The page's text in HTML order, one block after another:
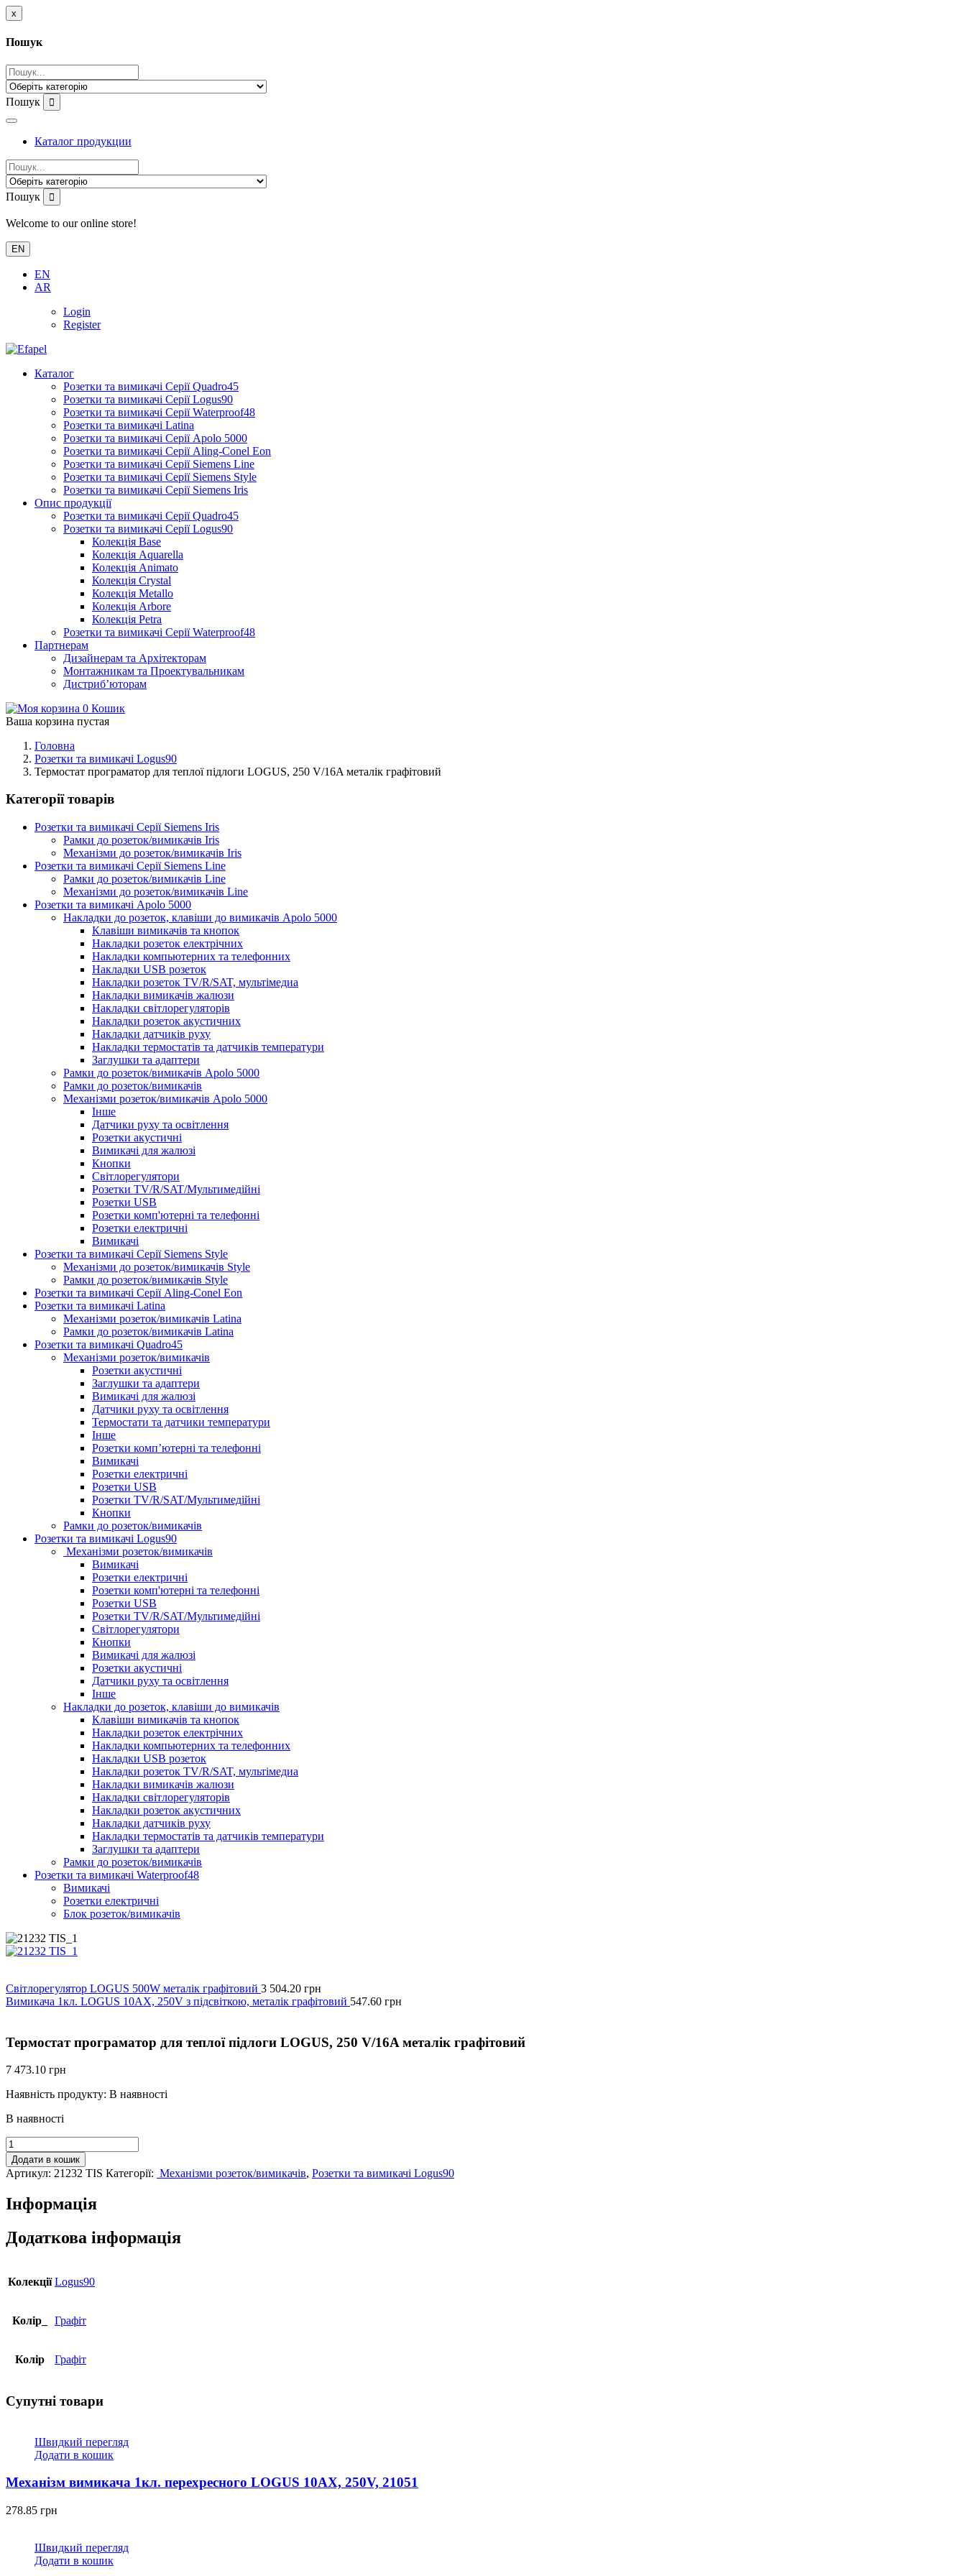
x
Пошук
Пошук
Каталог продукции
Пошук
Welcome to our online store!
EN
EN
AR
Login
Register
Каталог
Розетки та вимикачі Серії Quadro45
Розетки та вимикачі Серії Logus90
Розетки та вимикачі Серії Waterproof48
Розетки та вимикачі Latina
Розетки та вимикачі Серії Apolo 5000
Розетки та вимикачі Серії Aling-Conel Eon
Розетки та вимикачі Серії Siemens Line
Розетки та вимикачі Серії Siemens Style
Розетки та вимикачі Серії Siemens Iris
Опис продукції
Розетки та вимикачі Серії Quadro45
Розетки та вимикачі Серії Logus90
Колекція Base
Колекція Aquarella
Колекція Animato
Колекція Crystal
Колекція Metallo
Колекція Arbore
Колекція Petra
Розетки та вимикачі Серії Waterproof48
Партнерам
Дизайнерам та Архітекторам
Монтажникам та Проектувальникам
Дистриб’юторам
0 Кошик
Ваша корзина пустая
Головна
Розетки та вимикачі Logus90
Термостат програматор для теплої підлоги LOGUS, 250 V/16A металік графітовий
Категорії товарів
Розетки та вимикачі Серії Siemens Iris
Рамки до розеток/вимикачів Iris
Механізми до розеток/вимикачів Iris
Розетки та вимикачі Серії Siemens Line
Рамки до розеток/вимикачів Line
Механізми до розеток/вимикачів Line
Розетки та вимикачі Apolo 5000
Накладки до розеток, клавіши до вимикачів Apolo 5000
Клавіши вимикачів та кнопок
Накладки розеток електрічних
Накладки компьютерних та телефонних
Накладки USB розеток
Накладки розеток TV/R/SAT, мультімедиа
Накладки вимикачів жалюзи
Накладки світлорегуляторів
Накладки розеток акустичних
Накладки датчиків руху
Накладки термостатів та датчиків температури
Заглушки та адаптери
Рамки до розеток/вимикачів Apolo 5000
Рамки до розеток/вимикачів
Механізми розеток/вимикачів Apolo 5000
Інше
Датчики руху та освітлення
Розетки акустичні
Вимикачі для жалюзі
Кнопки
Світлорегулятори
Розетки TV/R/SAT/Мультимедійні
Розетки USB
Розетки комп'ютерні та телефонні
Розетки електричні
Вимикачі
Розетки та вимикачі Серії Siemens Style
Механізми до розеток/вимикачів Style
Рамки до розеток/вимикачів Style
Розетки та вимикачі Серії Aling-Conel Eon
Розетки та вимикачі Latina
Механізми розеток/вимикачів Latina
Рамки до розеток/вимикачів Latina
Розетки та вимикачі Quadro45
Механізми розеток/вимикачів
Розетки акустичні
Заглушки та адаптери
Вимикачі для жалюзі
Датчики руху та освітлення
Термостати та датчики температури
Інше
Розетки комп’ютерні та телефонні
Вимикачі
Розетки електричні
Розетки USB
Розетки TV/R/SAT/Мультимедійні
Кнопки
Рамки до розеток/вимикачів
Розетки та вимикачі Logus90
Механізми розеток/вимикачів
Вимикачі
Розетки електричні
Розетки комп'ютерні та телефонні
Розетки USB
Розетки TV/R/SAT/Мультимедійні
Світлорегулятори
Кнопки
Вимикачі для жалюзі
Розетки акустичні
Датчики руху та освітлення
Інше
Накладки до розеток, клавіши до вимикачів
Клавіши вимикачів та кнопок
Накладки розеток електрічних
Накладки компьютерних та телефонних
Накладки USB розеток
Накладки розеток TV/R/SAT, мультімедиа
Накладки вимикачів жалюзи
Накладки світлорегуляторів
Накладки розеток акустичних
Накладки датчиків руху
Накладки термостатів та датчиків температури
Заглушки та адаптери
Рамки до розеток/вимикачів
Розетки та вимикачі Waterproof48
Вимикачі
Розетки електричні
Блок розеток/вимикачів
Світлорегулятор LOGUS 500W металік графітовий 3 504.20 грн
Вимикача 1кл. LOGUS 10АХ, 250V з підсвіткою, металік графітовий 547.60 грн
Термостат програматор для теплої підлоги LOGUS, 250 V/16A металік графітовий
7 473.10 грн
Наявність продукту: В наявності
В наявності
Термостат
програматор
для
теплої
підлоги
LOGUS,
V/16A
металік
Додати в кошик
Артикул: 21232 TIS Категорії: Механізми розеток/вимикачів, Розетки та вимикачі Logus90
Інформація
Додаткова інформація
Колекції Logus90
Колір_ Графіт
Колір Графіт
Супутні товари
Швидкий перегляд
Додати в кошик
Механізм вимикача 1кл. перехресного LOGUS 10АХ, 250V, 21051
278.85 грн
Швидкий перегляд
Додати в кошик